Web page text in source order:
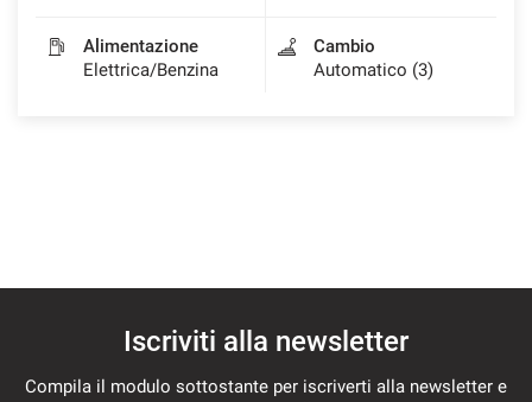
Alimentazione
Elettrica/Benzina
Cambio
Automatico (3)
Iscriviti alla newsletter
Compila il modulo sottostante per iscriverti alla newsletter e